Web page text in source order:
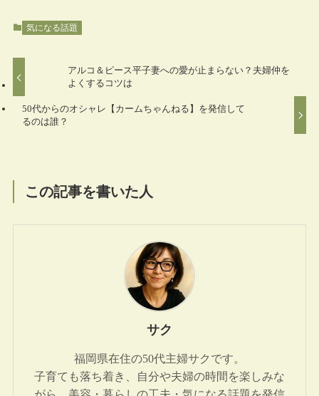
気になる話題
アルコ＆ピース平子妻への愛が止まらない？夫婦仲を
よくするコツは
50代からのオシャレ【カームちゃんねる】を発信して
るのは誰？
この記事を書いた人
サク
福岡県在住の50代主婦サクです。
子育ても落ち着き、自分や夫婦の時間を楽しみな